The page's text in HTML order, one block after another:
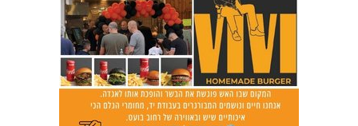
לאחר המחצית ושיחת עידוד שנעשתה על ידי
ההנהלה יצאו השחקנים כמו ''מלוע של תותח''.